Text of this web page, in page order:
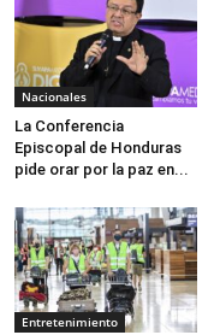
Nacionales
La Conferencia
Episcopal de Honduras
pide orar por la paz en...
Entretenimiento